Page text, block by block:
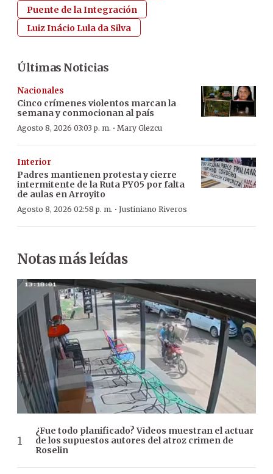
Puente de la Integración
Luiz Inácio Lula da Silva
Últimas Noticias
Nacionales
Cinco crímenes violentos marcan la
semana y conmocionan al país
Agosto 8, 2026 03:03 p. m. · Mary Glezcu
Interior
Padres mantienen protesta y cierre
intermitente de la Ruta PY05 por falta
de aulas en Arroyito
Agosto 8, 2026 02:58 p. m. · Justiniano Riveros
Notas más leídas
¿Fue todo planificado? Videos muestran el actuar
de los supuestos autores del atroz crimen de
Roselin